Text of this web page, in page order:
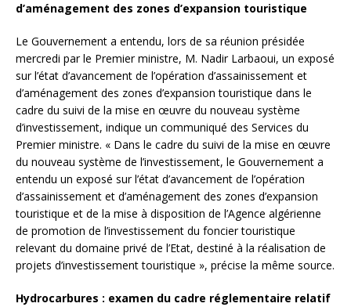
d’aménagement des zones d’expansion touristique
Le Gouvernement a entendu, lors de sa réunion présidée
mercredi par le Premier ministre, M. Nadir Larbaoui, un exposé
sur l’état d’avancement de l’opération d’assainissement et
d’aménagement des zones d’expansion touristique dans le
cadre du suivi de la mise en œuvre du nouveau système
d’investissement, indique un communiqué des Services du
Premier ministre. « Dans le cadre du suivi de la mise en œuvre
du nouveau système de l’investissement, le Gouvernement a
entendu un exposé sur l’état d’avancement de l’opération
d’assainissement et d’aménagement des zones d’expansion
touristique et de la mise à disposition de l’Agence algérienne
de promotion de l’investissement du foncier touristique
relevant du domaine privé de l’Etat, destiné à la réalisation de
projets d’investissement touristique », précise la même source.
Hydrocarbures : examen du cadre réglementaire relatif